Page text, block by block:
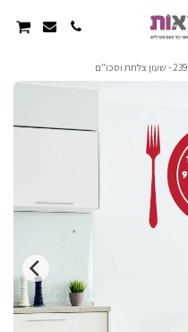
239 - שעון צלחת וסכו"ם